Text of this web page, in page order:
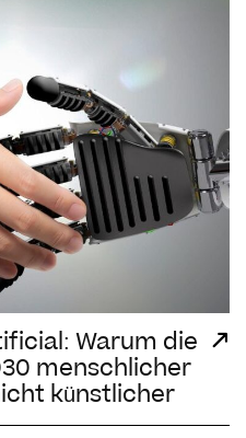
Warum die
menschlicher
künstlicher